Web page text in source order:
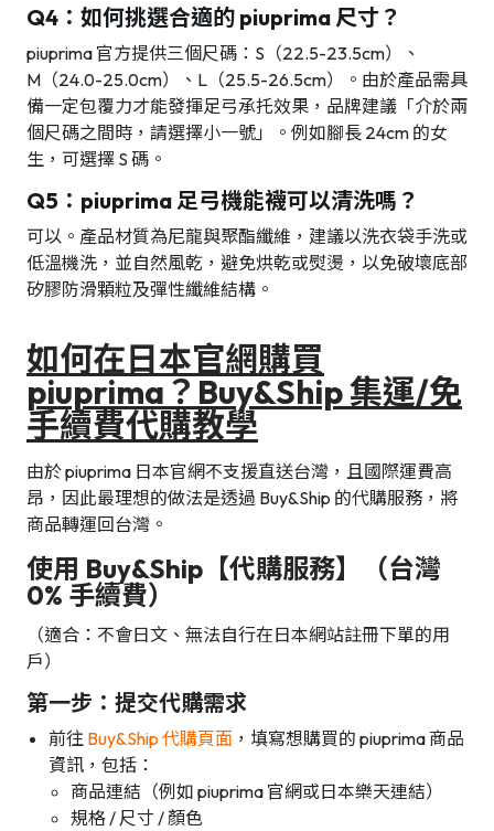
Q4：如何挑選合適的 piuprima 尺寸？
piuprima 官方提供三個尺碼：S（22.5-23.5cm）、
M（24.0-25.0cm）、L（25.5-26.5cm）。由於產品需具
備一定包覆力才能發揮足弓承托效果，品牌建議「介於兩
個尺碼之間時，請選擇小一號」。例如腳長 24cm 的女
生，可選擇 S 碼。
Q5：piuprima 足弓機能襪可以清洗嗎？
可以。產品材質為尼龍與聚酯纖維，建議以洗衣袋手洗或
低溫機洗，並自然風乾，避免烘乾或熨燙，以免破壞底部
矽膠防滑顆粒及彈性纖維結構。
如何在日本官網購買
piuprima？Buy&Ship 集運/免
手續費代購教學
由於 piuprima 日本官網不支援直送台灣，且國際運費高
昂，因此最理想的做法是透過 Buy&Ship 的代購服務，將
商品轉運回台灣。
使用 Buy&Ship【代購服務】（台灣
0% 手續費）
（適合：不會日文、無法自行在日本網站註冊下單的用
戶）
第一步：提交代購需求
前往 Buy&Ship 代購頁面 ，填寫想購買的 piuprima 商品
資訊，包括：
商品連結（例如 piuprima 官網或日本樂天連結）
規格 / 尺寸 / 顏色